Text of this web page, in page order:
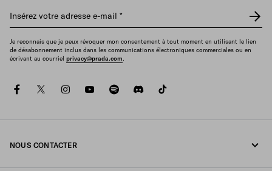
Insérez votre adresse e-mail *
Je reconnais que je peux révoquer mon consentement à tout moment en utilisant le lien
de désabonnement inclus dans les communications électroniques commerciales ou en
écrivant au courriel privacy@prada.com.
facebooktwitterinstagramyoutubespotifydiscord
NOUS CONTACTER